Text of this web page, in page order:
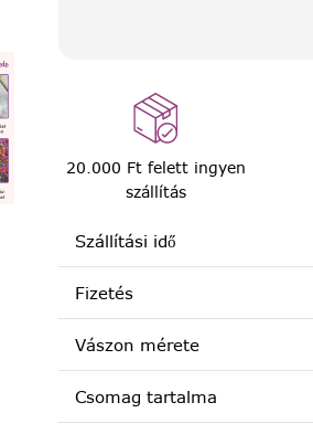
20.000 Ft felett ingyen
szállítás
Szállítási idő
Fizetés
Vászon mérete
Csomag tartalma